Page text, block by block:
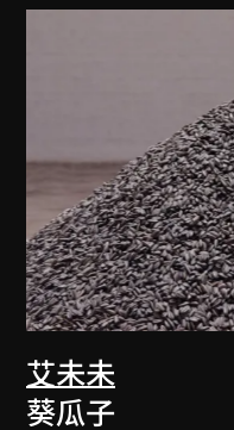
艾未未
葵瓜子